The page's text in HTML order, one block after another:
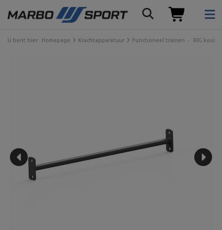
U bent hier: Homepage Krachtapparatuur Functioneel trainen RIG kooi